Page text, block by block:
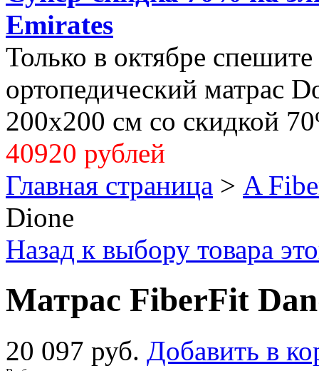
Emirates
Только в октябре
ортопедический матрас
200x200 см со скидкой
40920 рублей
Главная страница > A
Dione
Назад к выбору товара
Матрас FiberFit
20 097 руб. Добавить в